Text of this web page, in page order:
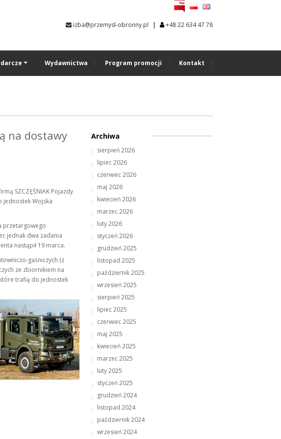
izba@przemysl-obronny.pl | +48 22 634 47 78
Wydawnictwa Program promocji Kontakt
na dostawy
SZCZĘŚNIAK Pojazdy
jednostek Wojska
przetargowego
jednak dwa zadania
nastąpił 19 marca.
gaśniczych (z
ze zbiornikiem na
trafią do jednostek
Archiwa
sierpień 2026
lipiec 2026
czerwiec 2026
maj 2026
kwiecień 2026
marzec 2026
luty 2026
styczeń 2026
grudzień 2025
listopad 2025
październik 2025
wrzesień 2025
sierpień 2025
lipiec 2025
czerwiec 2025
maj 2025
kwiecień 2025
marzec 2025
luty 2025
styczeń 2025
grudzień 2024
listopad 2024
październik 2024
wrzesień 2024